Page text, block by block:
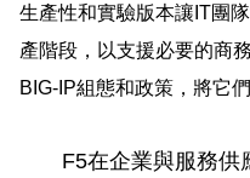
生產性和實驗版本讓 IT團
產階段，以支援必要的商
BIG-IP組態和政策，將它
F5在企業與服務供